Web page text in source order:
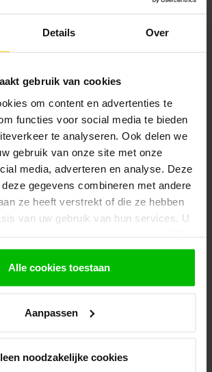
Details Over
gebruik van cookies
om content en advertenties te
functies voor social media te bieden
te analyseren. Ook delen we
gebruik van onze site met onze
media, adverteren en analyse. Deze
gegevens combineren met andere
ze heeft verstrekt of die ze hebben
van uw gebruik van hun services. U
Alle cookies toestaan
Aanpassen
noodzakelijke cookies
. Wij helpen u
alle gewenste producten toe in de
naar de “Mijn Winkelwagen” pagina.
de bestelling af waarbij je kiest voor
in de winkel. Vermeld in het
veld de gewenste afhaaldatum.
van ons bericht wanneer jouw
bestellingen klaar en bestellen
artikelen die niet voorradig zijn bij